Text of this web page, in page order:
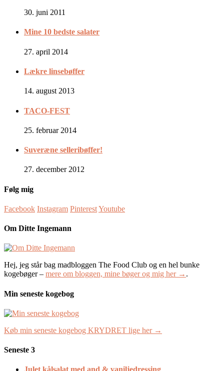
30. juni 2011
Mine 10 bedste salater
27. april 2014
Lækre linsebøffer
14. august 2013
TACO-FEST
25. februar 2014
Suveræne selleribøffer!
27. december 2012
Følg mig
Facebook Instagram PinterestYoutube
Om Ditte Ingemann
Hej, jeg står bag madbloggen The Food Club og en hel bunke
kogebøger – mere om bloggen, mine bøger og mig her → .
Min seneste kogebog
Køb min seneste kogebog KRYDRET lige her →
Seneste 3